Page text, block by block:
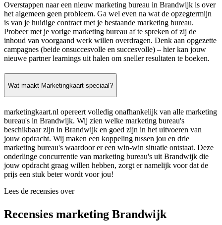
Overstappen naar een nieuw marketing bureau in Brandwijk is over
het algemeen geen probleem. Ga wel even na wat de opzegtermijn
is van je huidige contract met je bestaande marketing bureau.
Probeer met je vorige marketing bureau af te spreken of zij de
inhoud van voorgaand werk willen overdragen. Denk aan opgezette
campagnes (beide onsuccesvolle en succesvolle) – hier kan jouw
nieuwe partner learnings uit halen om sneller resultaten te boeken.
Wat maakt Marketingkaart speciaal?
marketingkaart.nl opereert volledig onafhankelijk van alle marketing
bureau's in Brandwijk. Wij zien welke marketing bureau's
beschikbaar zijn in Brandwijk en goed zijn in het uitvoeren van
jouw opdracht. Wij maken een koppeling tussen jou en drie
marketing bureau's waardoor er een win-win situatie ontstaat. Deze
onderlinge concurrentie van marketing bureau's uit Brandwijk die
jouw opdracht graag willen hebben, zorgt er namelijk voor dat de
prijs een stuk beter wordt voor jou!
Lees de recensies over
Recensies marketing Brandwijk